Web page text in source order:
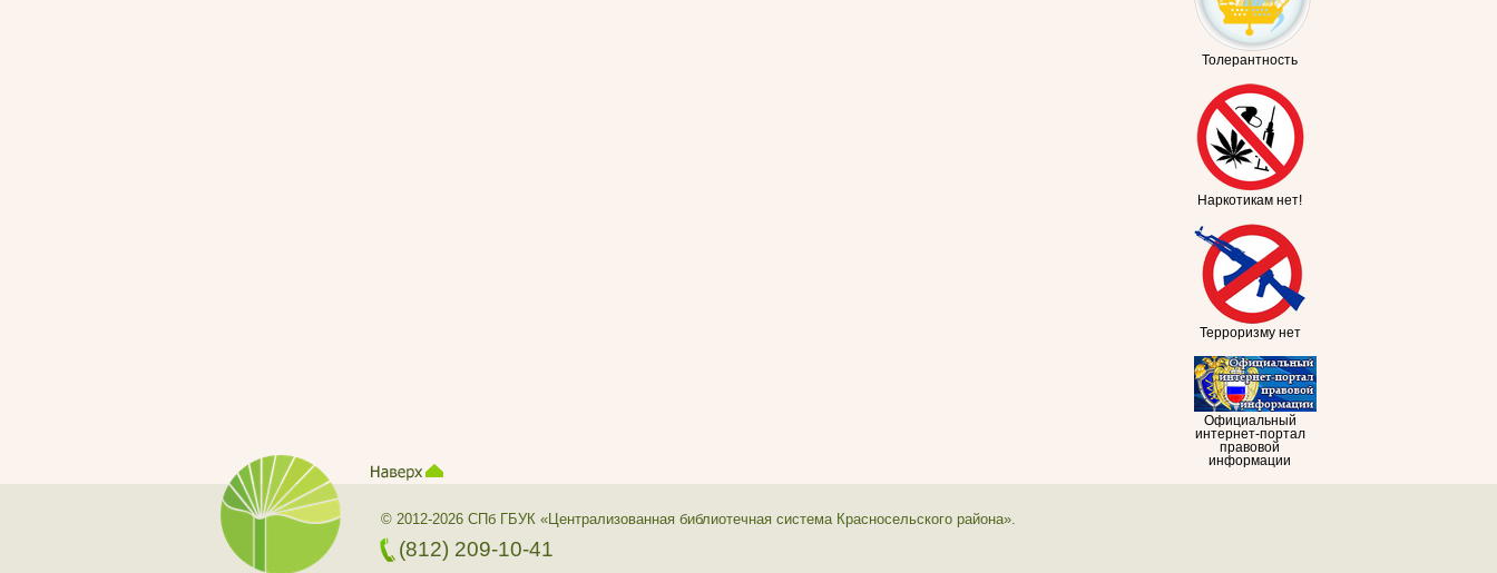
Толерантность
Наркотикам нет!
Терроризму нет
Официальный
интернет-портал
правовой
информации
© 2012-2026 СПб ГБУК «Централизованная библиотечная система Красносельского района».
(812) 209-10-41